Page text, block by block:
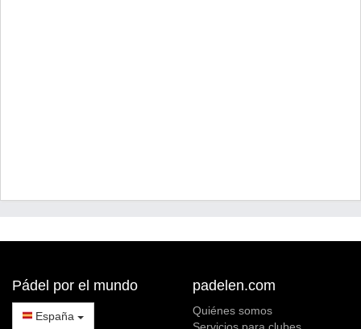
Pádel por el mundo
España
padelen.com
Quiénes somos